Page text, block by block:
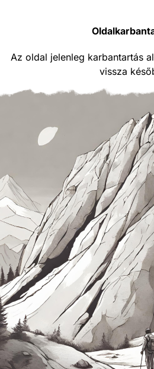
Az oldal jelenleg karbantartás
vissza